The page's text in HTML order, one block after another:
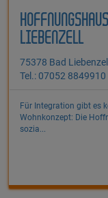
LIEBENZELL
75378 Bad Liebenzell
Tel.: 07052 8849910
Für Integration gibt es
Wohnkonzept: Die
sozia...